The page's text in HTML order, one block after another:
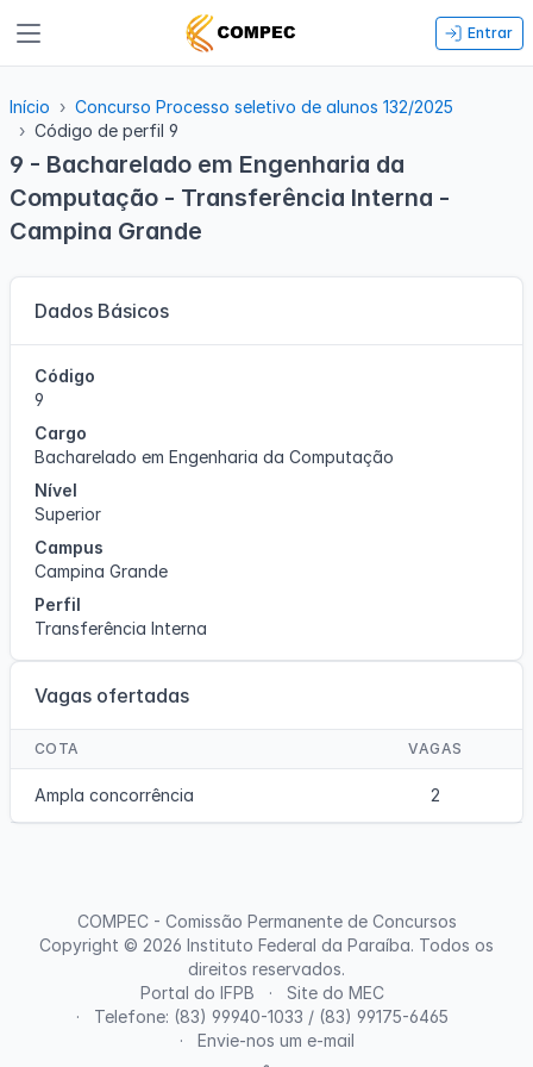
Entrar
Início
Concurso Processo seletivo de alunos 132/2025
Código de perfil 9
9 - Bacharelado em Engenharia da
Computação - Transferência Interna -
Campina Grande
Dados Básicos
Código
9
Cargo
Bacharelado em Engenharia da Computação
Nível
Superior
Campus
Campina Grande
Perfil
Transferência Interna
Vagas ofertadas
COTA VAGAS
Ampla concorrência 2
Portal do IFPB
Site do MEC
Telefone: (83) 99940-1033 / (83) 99175-6465
Envie-nos um e-mail
COMPEC - Comissão Permanente de Concursos
Copyright © 2026 Instituto Federal da Paraíba. Todos os
direitos reservados.